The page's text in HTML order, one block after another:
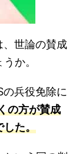
、世論の賛成
か。
兵役免除に
の方が賛成
した。